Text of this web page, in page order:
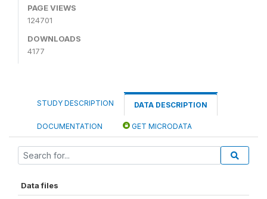
PAGE VIEWS
124701
DOWNLOADS
4177
STUDY DESCRIPTION DATA DESCRIPTION
DOCUMENTATION GET MICRODATA
Data files